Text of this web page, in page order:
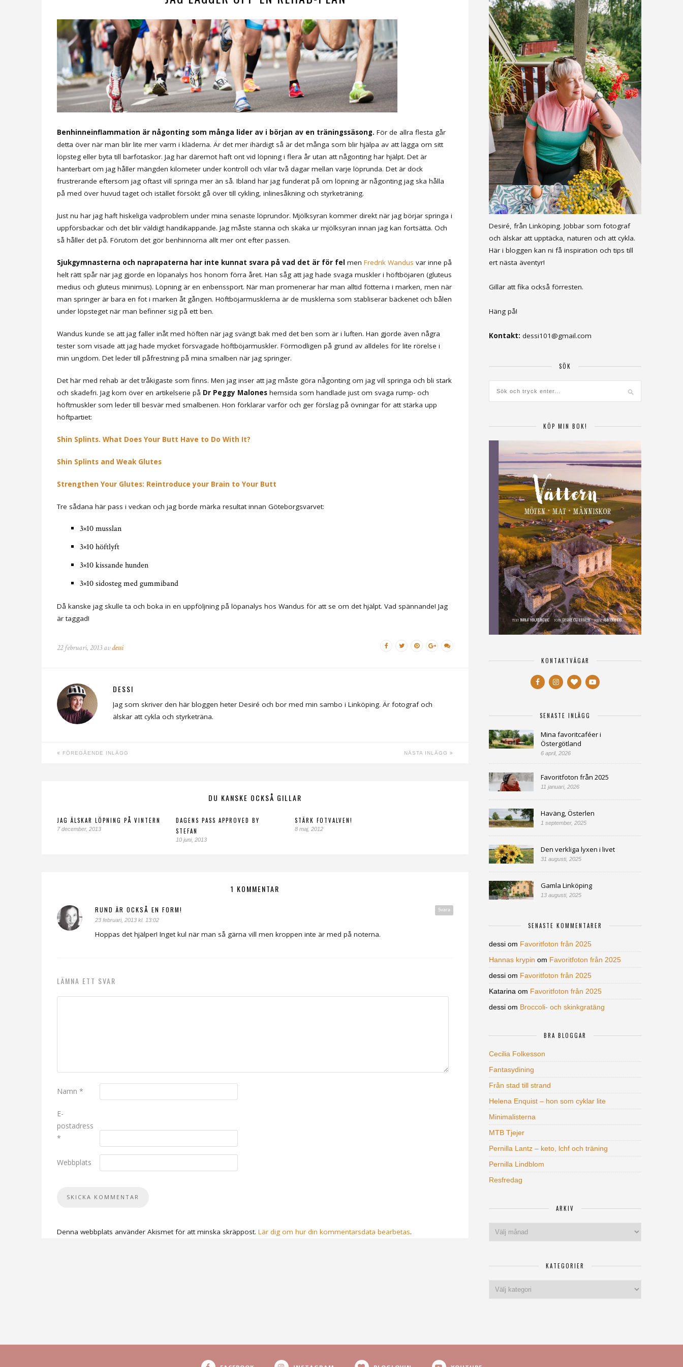
Benhinneinflammation är någonting som många lider av i början av en träningssäsong. För de allra flesta går
detta över när man blir lite mer varm i kläderna. Är det mer ihärdigt så är det många som blir hjälpa av att lägga om sitt
löpsteg eller byta till barfotaskor. Jag har däremot haft ont vid löpning i flera år utan att någonting har hjälpt. Det är
hanterbart om jag håller mängden kilometer under kontroll och vilar två dagar mellan varje löprunda. Det är dock
frustrerande eftersom jag oftast vill springa mer än så. Ibland har jag funderat på om löpning är någonting jag ska hålla
på med över huvud taget och istället försökt gå över till cykling, inlinesåkning och styrketräning.
Just nu har jag haft hiskeliga vadproblem under mina senaste löprundor. Mjölksyran kommer direkt när jag börjar springa i
uppförsbackar och det blir väldigt handikappande. Jag måste stanna och skaka ur mjölksyran innan jag kan fortsätta. Och
så håller det på. Förutom det gör benhinnorna allt mer ont efter passen.
Sjukgymnasterna och naprapaterna har inte kunnat svara på vad det är för fel men Fredrik Wandus var inne på
helt rätt spår när jag gjorde en löpanalys hos honom förra året. Han såg att jag hade svaga muskler i höftböjaren (gluteus
medius och gluteus minimus). Löpning är en enbenssport. När man promenerar har man alltid fötterna i marken, men när
man springer är bara en fot i marken åt gången. Höftböjarmusklerna är de musklerna som stabliserar bäckenet och bålen
under löpsteget när man befinner sig på ett ben.
Wandus kunde se att jag faller inåt med höften när jag svängt bak med det ben som är i luften. Han gjorde även några
tester som visade att jag hade mycket försvagade höftböjarmuskler. Förmodligen på grund av alldeles för lite rörelse i
min ungdom. Det leder till påfrestning på mina smalben när jag springer.
Det här med rehab är det tråkigaste som finns. Men jag inser att jag måste göra någonting om jag vill springa och bli stark
och skadefri. Jag kom över en artikelserie på Dr Peggy Malones hemsida som handlade just om svaga rump- och
höftmuskler som leder till besvär med smalbenen. Hon förklarar varför och ger förslag på övningar för att stärka upp
höftpartiet:
Shin Splints. What Does Your Butt Have to Do With It?
Shin Splints and Weak Glutes
Strengthen Your Glutes: Reintroduce your Brain to Your Butt
Tre sådana här pass i veckan och jag borde märka resultat innan Göteborgsvarvet:
3×10 musslan
3×10 höftlyft
3×10 kissande hunden
3×10 sidosteg med gummiband
Då kanske jag skulle ta och boka in en uppföljning på löpanalys hos Wandus för att se om det hjälpt. Vad spännande! Jag
är taggad!
22 februari, 2013 avdessi
DESSI
Jag som skriver den här bloggen heter Desiré och bor med min sambo i Linköping. Är fotograf och
älskar att cykla och styrketräna.
FÖREGÅENDE INLÄGG NÄSTA INLÄGG
DU KANSKE OCKSÅ GILLAR
JAG ÄLSKAR LÖPNING PÅ VINTERN
7 december, 2013
DAGENS PASS APPROVED BY
STEFAN
10 juni, 2013
STÄRK FOTVALVEN!
8 maj, 2012
1 KOMMENTAR
Svara
RUND ÄR OCKSÅ EN FORM!
23 februari, 2013 kl. 13:02
Hoppas det hjälper! Inget kul när man så gärna vill men kroppen inte är med på noterna.
LÄMNA ETT SVAR
Namn *
E-
postadress
*
Webbplats
Denna webbplats använder Akismet för att minska skräppost. Lär dig om hur din kommentarsdata bearbetas.
Desiré, från Linköping. Jobbar som fotograf
och älskar att upptäcka, naturen och att cykla.
Här i bloggen kan ni få inspiration och tips till
ert nästa äventyr!
Gillar att fika också förresten.
Häng på!
Kontakt: dessi101@gmail.com
SÖK
KÖP MIN BOK!
KONTAKTVÄGAR
SENASTE INLÄGG
Mina favoritcaféer i
Östergötland
6 april, 2026
Favoritfoton från 2025
11 januari, 2026
Haväng, Österlen
1 september, 2025
Den verkliga lyxen i livet
31 augusti, 2025
Gamla Linköping
13 augusti, 2025
SENASTE KOMMENTARER
dessi om Favoritfoton från 2025
Hannas krypin om Favoritfoton från 2025
dessi om Favoritfoton från 2025
Katarina om Favoritfoton från 2025
dessi om Broccoli- och skinkgratäng
BRA BLOGGAR
Cecilia Folkesson
Fantasydining
Från stad till strand
Helena Enquist – hon som cyklar lite
Minimalisterna
MTB Tjejer
Pernilla Lantz – keto, lchf och träning
Pernilla Lindblom
Resfredag
ARKIV
KATEGORIER